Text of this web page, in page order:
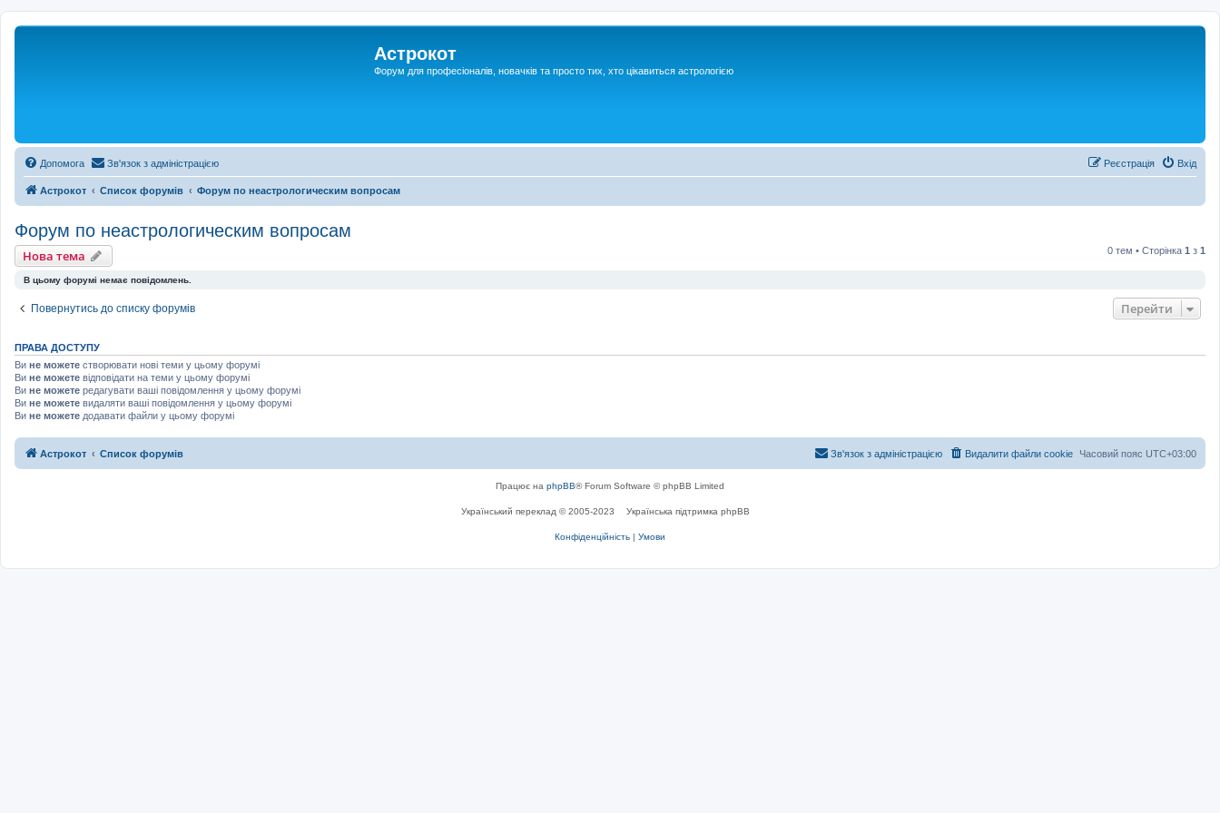
Астрокот
Форум для професіоналів, новачків та просто тих, хто цікавиться астрологією
Допомога Зв'язок з адміністрацією Вхід
Реєстрація
Астрокот Список форумів Форум по неастрологическим вопросам
Форум по неастрологическим вопросам
Нова тема 0 тем • Сторінка 1 з 1
В цьому форумі немає повідомлень.
Повернутись до списку форумів Перейти
ПРАВА ДОСТУПУ
Ви не можете створювати нові теми у цьому форумі
Ви не можете відповідати на теми у цьому форумі
Ви не можете редагувати ваші повідомлення у цьому форумі
Ви не можете видаляти ваші повідомлення у цьому форумі
Ви не можете додавати файли у цьому форумі
Астрокот Список форумів Часовий пояс UTC+03:00
Видалити файли cookie
Зв'язок з адміністрацією
Працює на phpBB® Forum Software © phpBB Limited
Український переклад © 2005-2023 Українська підтримка phpBB
Конфіденційність | Умови